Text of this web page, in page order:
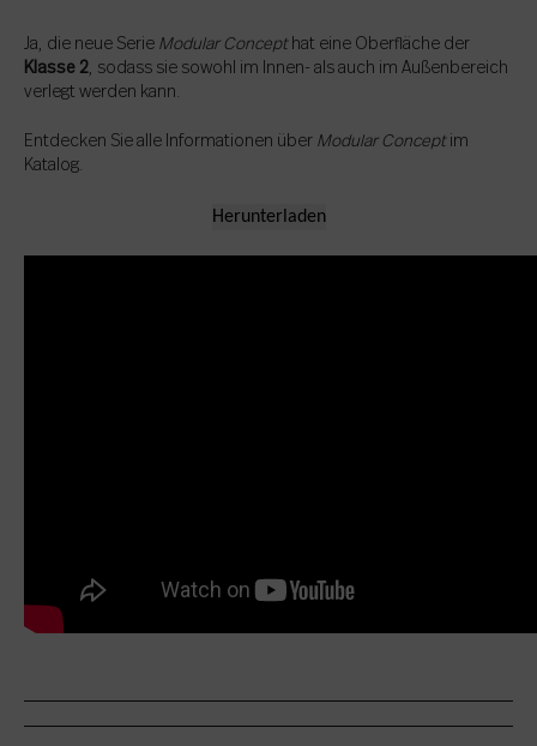
Ja, die neue Serie Modular Concepthat eine Oberfläche der
Klasse 2, sodass sie sowohl im Innen- als auch im Außenbereich
verlegt werden kann.
Entdecken Sie alle Informationen über Modular Conceptim
Katalog.